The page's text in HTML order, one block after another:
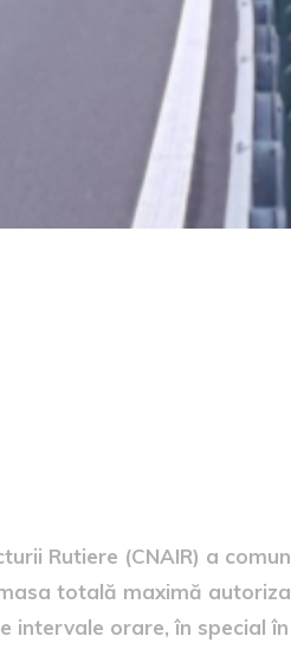
Rutiere (CNAIR) a
totală maximă
intervale orare, în special